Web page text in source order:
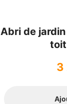
Abri de
3